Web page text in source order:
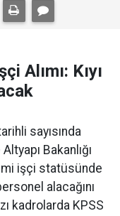
Alımı: Kıyı
sayısında
Bakanlığı
işçi statüsünde
alacağını
kadrolarda KPSS